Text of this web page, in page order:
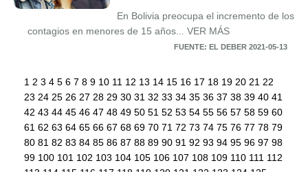
En Bolivia preocupa el incremento de los
contagios en menores de 15 años... VER MÁS
FUENTE: EL DEBER 2021-05-13
1 2 3 4 5 6 7 8 9 10 11 12 13 14 15 16 17 18 19 20 21 22
23 24 25 26 27 28 29 30 31 32 33 34 35 36 37 38 39 40 41
42 43 44 45 46 47 48 49 50 51 52 53 54 55 56 57 58 59 60
61 62 63 64 65 66 67 68 69 70 71 72 73 74 75 76 77 78 79
80 81 82 83 84 85 86 87 88 89 90 91 92 93 94 95 96 97 98
99 100 101 102 103 104 105 106 107 108 109 110 111 112